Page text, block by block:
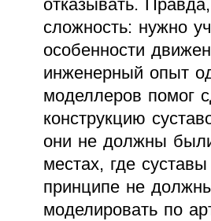
отказывать.
сложность: нужно
особенности
инженерный опыт
моделлеров помог
конструкцию
они не должны
местах, где суставы
принципе не
моделировать по